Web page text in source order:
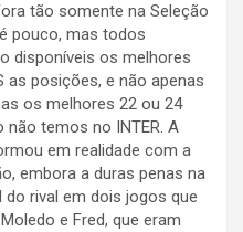
tão somente na Seleção
pouco, mas todos
disponíveis os melhores
as posições, e não apenas
os melhores 22 ou 24
não temos no INTER. A
em realidade com a
embora a duras penas na
rival em dois jogos que
e Fred, que eram